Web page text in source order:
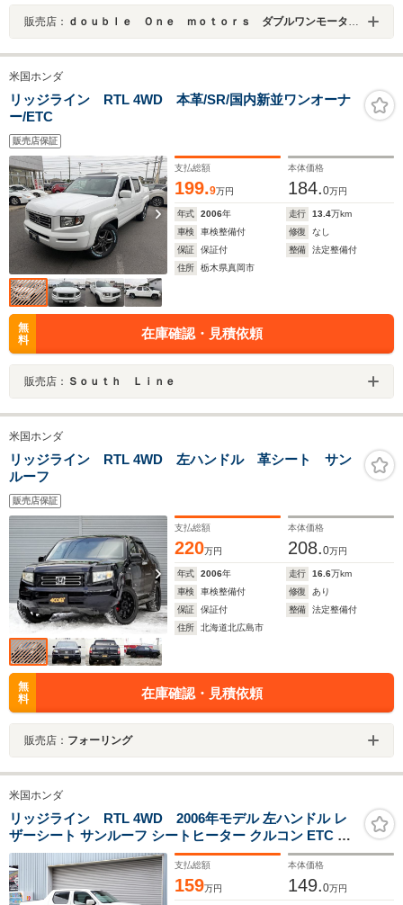
販売店： ｄｏｕｂｌｅ Ｏｎｅ ｍｏｔｏｒｓ ダブルワンモータース
米国ホンダ
リッジライン RTL 4WD 本革/SR/国内新並ワンオーナ
ー/ETC
販売店保証
支払総額
199.9万円
本体価格
184.0万円
年式 2006年 走行 13.4万km
車検
車検整備付 修復
なし
保証
保証付 整備
法定整備付
住所
栃木県真岡市
無
料
在庫確認・見積依頼
販売店： Ｓｏｕｔｈ Ｌｉｎｅ
米国ホンダ
リッジライン RTL 4WD 左ハンドル 革シート サン
ルーフ
販売店保証
支払総額
220万円
本体価格
208.0万円
年式 2006年 走行 16.6万km
車検
車検整備付 修復
あり
保証
保証付 整備
法定整備付
住所
北海道北広島市
無
料
在庫確認・見積依頼
販売店： フォーリング
米国ホンダ
リッジライン RTL 4WD 2006年モデル 左ハンドル レ
ザーシート サンルーフ シートヒーター クルコン ETC CD
USB 純正RTS17AW LEDヘッドライト 本国取説 ミラーヒ
ーター サイドステップ
支払総額
159万円
本体価格
149.0万円